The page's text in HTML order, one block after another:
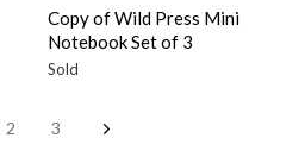
Copy of Wild Press Mini
Notebook Set of 3
Sold
2 3